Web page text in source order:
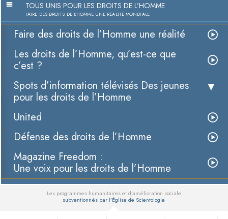
TOUS UNIS POUR LES DROITS DE L’HOMME
FAIRE DES DROITS DE L’HOMME UNE RÉALITÉ MONDIALE
Faire des droits de l’Homme une réalité
Les droits de l’Homme, qu’est-ce que
c’est ?
Spots d’information télévisés Des jeunes
pour les droits de l’Homme
United
Défense des droits de l’Homme
Magazine Freedom :
Une voix pour les droits de l’Homme
Les programmes humanitaires et d’amélioration sociale
subventionnés par l’Église de Scientologie